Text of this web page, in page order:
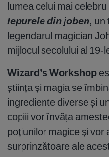
lumea celui mai
Iepurele din joben, un
legendarul magician
mijlocul secolului al 19-
Wizard’s Workshop
știința și magia se
ingrediente diverse și
copiii vor învăța
poțiunilor magice și vor
surprinzătoare ale